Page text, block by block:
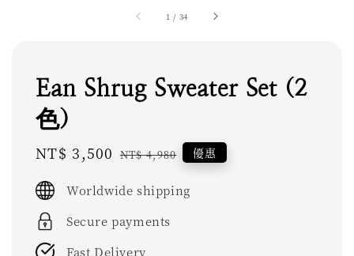
1 / 34
Ean Shrug Sweater Set (2
色)
Sale
NT$ 3,500 Regular
NT$ 4,980 優惠
Worldwide shipping
Secure payments
Fast Delivery